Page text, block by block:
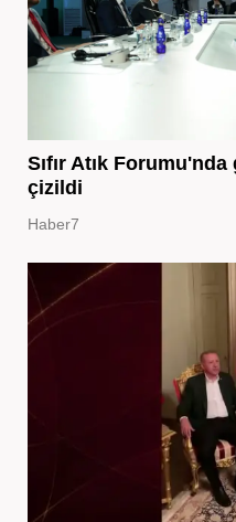
Sıfır Atık
çizildi
Haber7